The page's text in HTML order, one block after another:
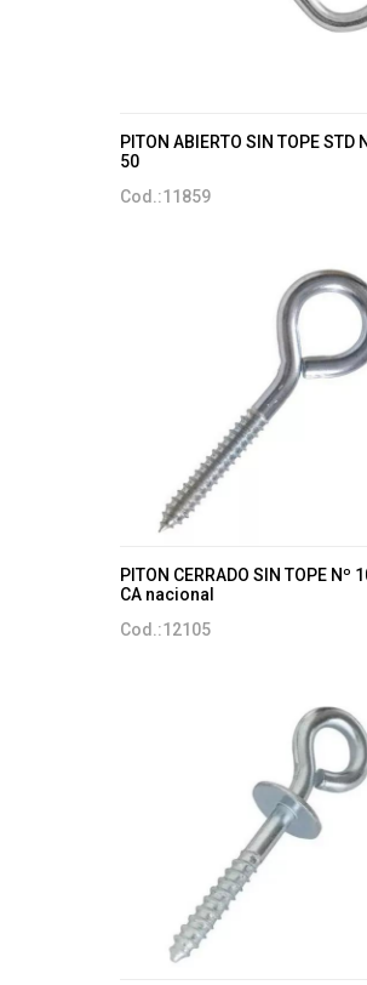
PITON ABIERTO SIN TOPE STD
50
Cod.:11859
PITON CERRADO SIN TOPE Nº
CA nacional
Cod.:12105